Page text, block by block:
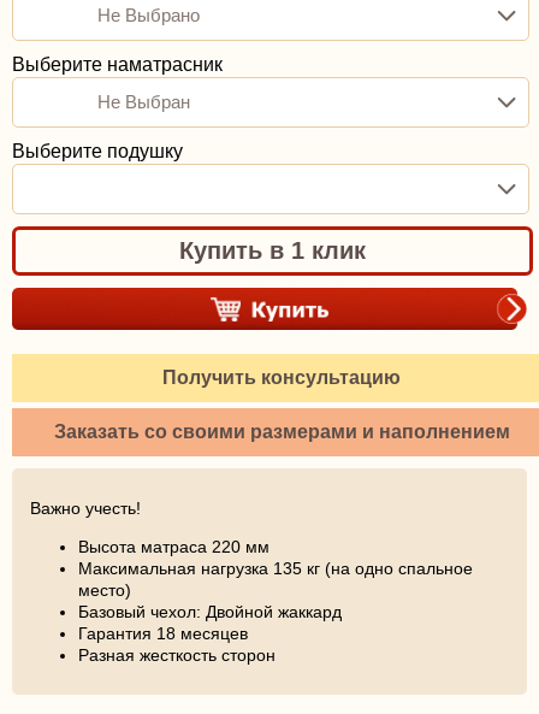
Не Выбрано
Выберите наматрасник
Не Выбран
Выберите подушку
Купить в 1 клик
Получить консультацию
Заказать со своими размерами и наполнением
Важно учесть!
Высота матраса 220 мм
Максимальная нагрузка 135 кг (на одно спальное
место)
Базовый чехол: Двойной жаккард
Гарантия 18 месяцев
Разная жесткость сторон